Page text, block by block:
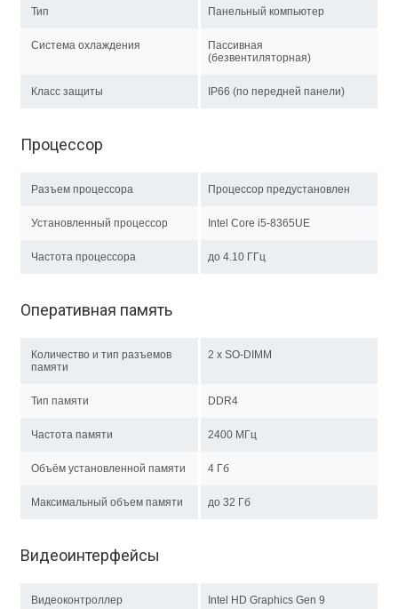
Тип Панельный компьютер
Система охлаждения
Пассивная
(безвентиляторная)
Класс защиты IP66 (по передней панели)
Процессор
Разъем процессора Процессор предустановлен
Установленный процессор Intel Core i5-8365UE
Частота процессора до 4.10 ГГц
Оперативная память
Количество и тип разъемов
памяти
2 x SO-DIMM
Тип памяти DDR4
Частота памяти 2400 МГц
Объём установленной памяти 4 Гб
Максимальный объем памяти до 32 Гб
Видеоинтерфейсы
Видеоконтроллер Intel HD Graphics Gen 9